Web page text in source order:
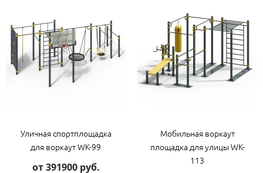
Уличная спортплощадка
для воркаут WK-99
от 391900 руб.
Мобильная воркаут
площадка для улицы WK-
113